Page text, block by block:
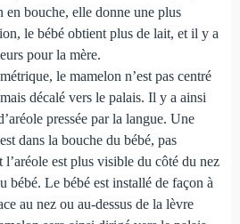
en bouche, elle donne une plus
le bébé obtient plus de lait, et il y a
pour la mère.
le mamelon n’est pas centré
décalé vers le palais. Il y a ainsi
pressée par la langue. Une
dans la bouche du bébé, pas
l’aréole est plus visible du côté du nez
bébé. Le bébé est installé de façon à
au nez ou au-dessus de la lèvre